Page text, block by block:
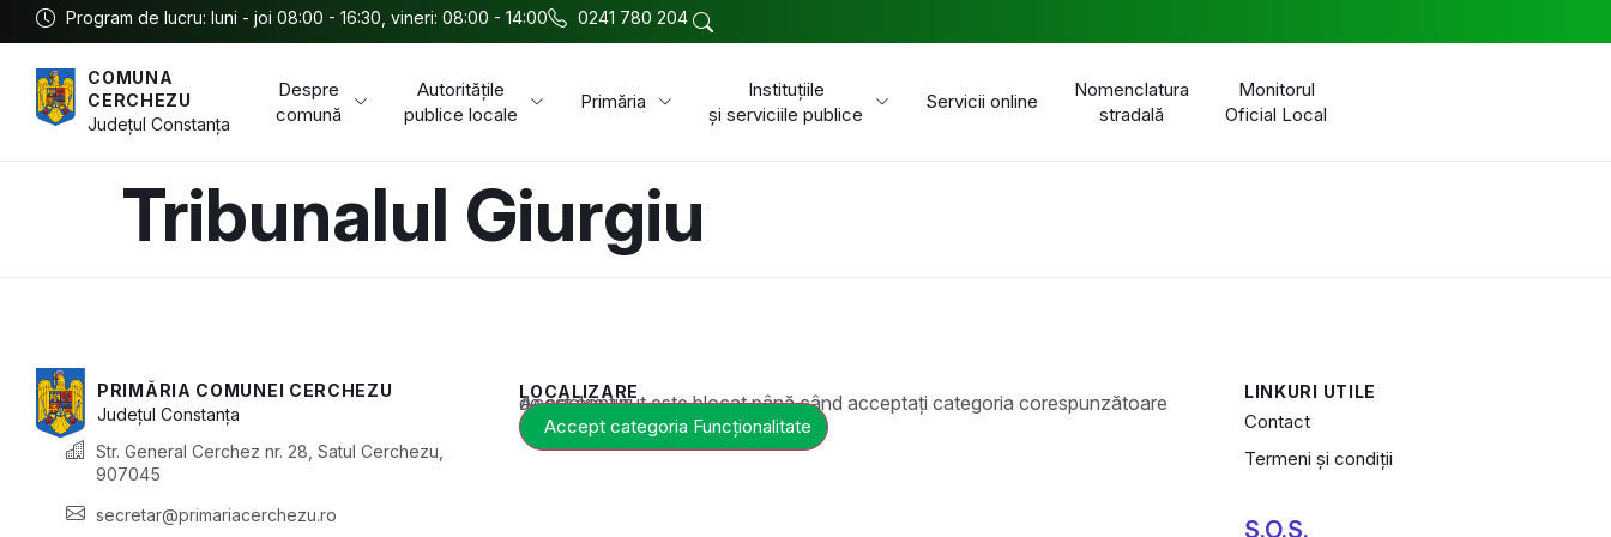
Program de lucru: luni - joi 08:00 - 16:30, vineri: 08:00 - 14:00 0241 780 204
COMUNA
CERCHEZU
JudețulConstanța
Despre
comună
Autoritățile
publice locale
Primăria
Instituțiile
și serviciile publice
Servicii online
Nomenclatura
stradală
Monitorul
Oficial Local
Tribunalul Giurgiu
PRIMĂRIA COMUNEI CERCHEZU
JudețulConstanța
Str. General Cerchez nr. 28, Satul Cerchezu,
907045
secretar@primariacerchezu.ro
LOCALIZARE
Acest conținut este blocat până când acceptați categoria corespunzătoare de cookie-uri.
Accept categoria Funcționalitate
LINKURI UTILE
Contact
Termeni și condiții
S.O.S.